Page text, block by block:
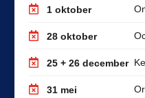
1 oktober
28 oktober
25 + 26 december
31 mei